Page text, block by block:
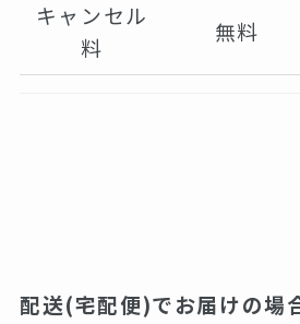
キャンセル
料
無料
配送(宅配便)でお届けの場